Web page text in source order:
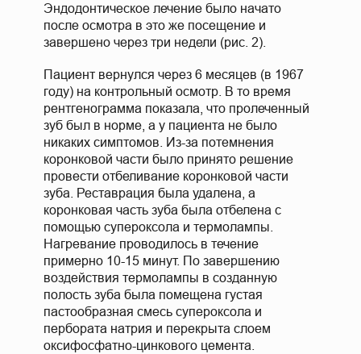
Эндодонтическое лечение было начато
после осмотра в это же посещение и
завершено через три недели (рис. 2).
Пациент вернулся через 6 месяцев (в 1967
году) на контрольный осмотр. В то время
рентгенограмма показала, что пролеченный
зуб был в норме, а у пациента не было
никаких симптомов. Из-за потемнения
коронковой части было принято решение
провести отбеливание коронковой части
зуба. Реставрация была удалена, а
коронковая часть зуба была отбелена с
помощью супероксола и термолампы.
Нагревание проводилось в течение
примерно 10-15 минут. По завершению
воздействия термолампы в созданную
полость зуба была помещена густая
пастообразная смесь супероксола и
пербората натрия и перекрыта слоем
оксифосфатно-цинкового цемента.